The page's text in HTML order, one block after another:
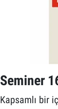
Seminer
Kapsamlı bir